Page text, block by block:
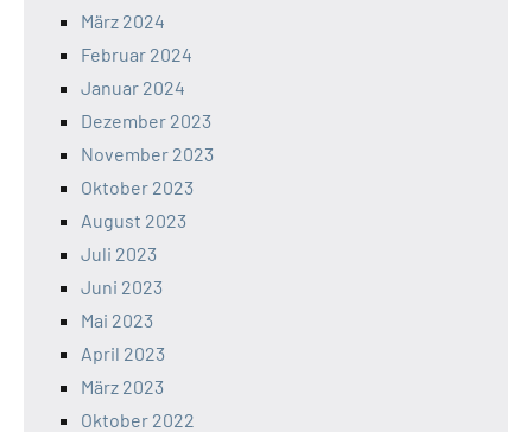
März 2024
Februar 2024
Januar 2024
Dezember 2023
November 2023
Oktober 2023
August 2023
Juli 2023
Juni 2023
Mai 2023
April 2023
März 2023
Oktober 2022